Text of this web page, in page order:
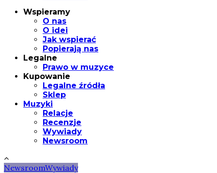
Wspieramy
O nas
O idei
Jak wspierać
Popierają nas
Legalne
Prawo w muzyce
Kupowanie
Legalne źródła
Sklep
Muzyki
Relacje
Recenzje
Wywiady
Newsroom
NewsroomWywiady